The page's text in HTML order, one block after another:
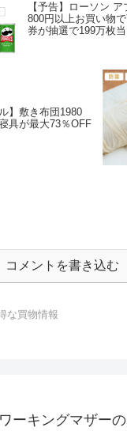
【予告】ローソン アプリくじジャンボ！
800円以上お買い物
券が抽選で199万枚
】敷き布団1980
具が最大73％OFF
コメントを書き込む
な買物情報
ーキングマザー